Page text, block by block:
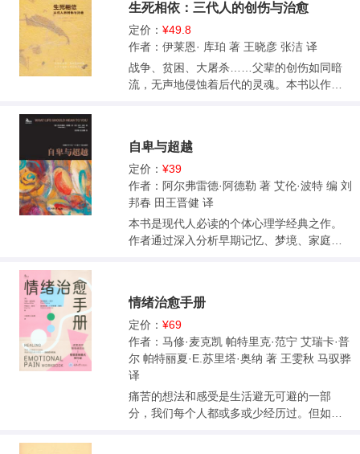
以及作者对健康领域全新的、重要信息的评
估。作者还扩展了许多讨论内容，将华尔斯
方案应用于多发性硬化症以外的其他慢性病
患者，因为作者发现很多人会用华尔斯方案
来解决各种各样的健康问题，而且卓有成
效。
惯，从而轻松、可持续地达成改变目标。为
帮助读者更好地掌握这一简单易行的方法，
书中还结合学习、运动、社交和网络使用四
大场景，呈现了多个真实案例，展示微改变
技术在实际生活中的灵活运用。不论你的目
生死相依：三代人的创伤与治愈
定价： ¥49.8
作者：伊莱恩· 库珀 著 王晓彦 张洁 译
战争、贫困、大屠杀……父辈的创伤如同暗
流，无声地侵蚀着后代的灵魂。本书以作者
疗团体的挣扎与突破，展现从绝望到重生的
动人历程。
自卑与超越
定价： ¥39
作者：阿尔弗雷德·阿德勒 著 艾伦·波特 编 刘
邦春 田王晋健 译
本书是现代人必读的个体心理学经典之作。
作者通过深入分析早期记忆、梦境、家庭教
生目标是克服自卑感、实现自我成长和自我
超越的有效途径。此外，作者还通过工作、
友谊、爱情和婚姻等重要人生议题的讨论，
阐明了人生道路的方向和人生意义的真谛。
情绪治愈手册
定价： ¥69
作者：马修·麦克凯 帕特里克·范宁 艾瑞卡·普
尔 帕特丽夏·E.苏里塔·奥纳 著 王雯秋 马驭骅
译
痛苦的想法和感受是生活避无可避的一部
分，我们每个人都或多或少经历过。但如果